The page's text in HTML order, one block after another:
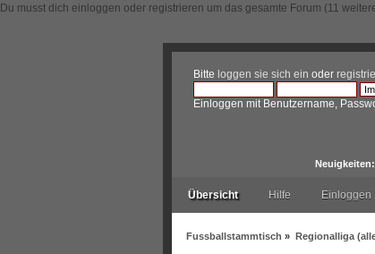
Du musst dich einloggen oder registrieren um das gesamte Forum (11
Bitte loggen sie sich ein oder
Einloggen mit Benutzername,
Neuigkeiten:
Übersicht Hilfe Einloggen
Fussballstammtisch » Regionalliga